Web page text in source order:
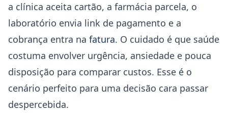
a clínica aceita cartão, a farmácia parcela, o
laboratório envia link de pagamento e a
cobrança entra na fatura. O cuidado é que saúde
costuma envolver urgência, ansiedade e pouca
disposição para comparar custos. Esse é o
cenário perfeito para uma decisão cara passar
despercebida.